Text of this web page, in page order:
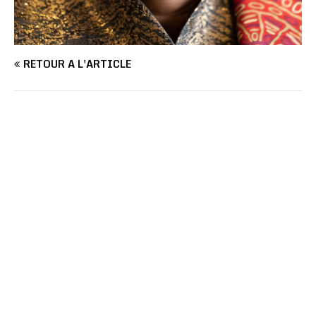
RETOUR À L'ARTICLE